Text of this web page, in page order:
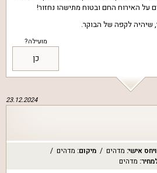
על האירוח החם ובטוח מתישהו נחזור!
שיהיה לקפה של הבוקר.
מועילה?
כן
23.12.2024
אישי: מדהים מיקום: מדהים
: מדהים